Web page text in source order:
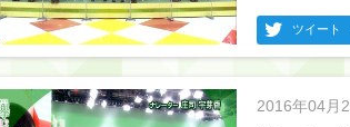
ツイート
2016年04月